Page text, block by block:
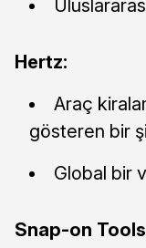
Hertz:
Araç
gösteren bir
Global bir
Snap-on